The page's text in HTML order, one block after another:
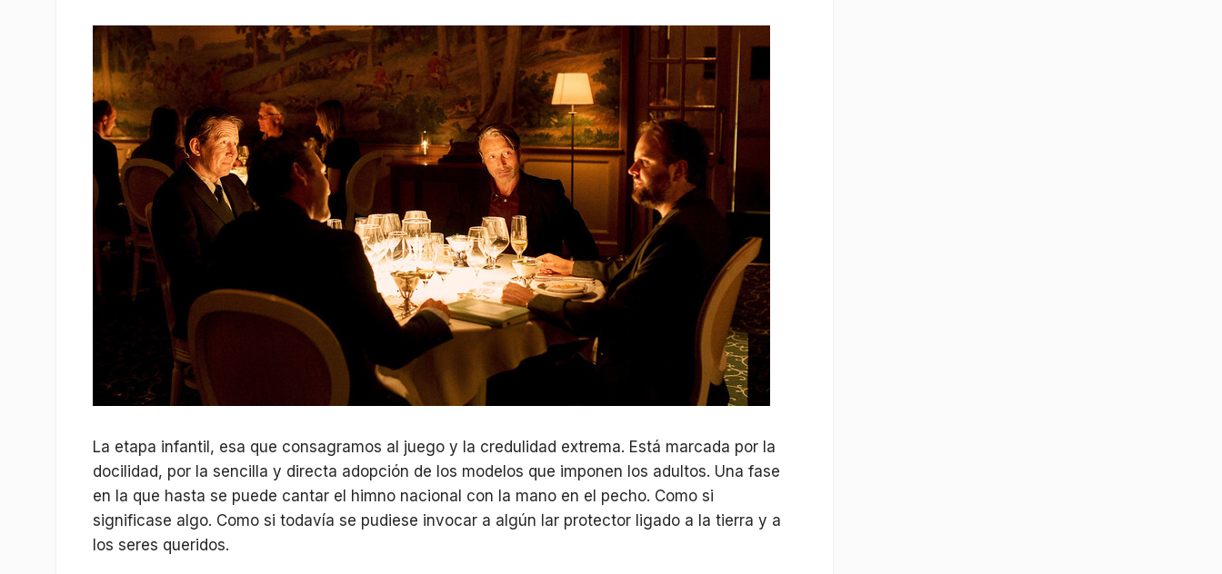
La etapa infantil, esa que consagramos al juego y la credulidad extrema. Está marcada por la
docilidad, por la sencilla y directa adopción de los modelos que imponen los adultos. Una fase
en la que hasta se puede cantar el himno nacional con la mano en el pecho. Como si
significase algo. Como si todavía se pudiese invocar a algún lar protector ligado a la tierra y a
los seres queridos.